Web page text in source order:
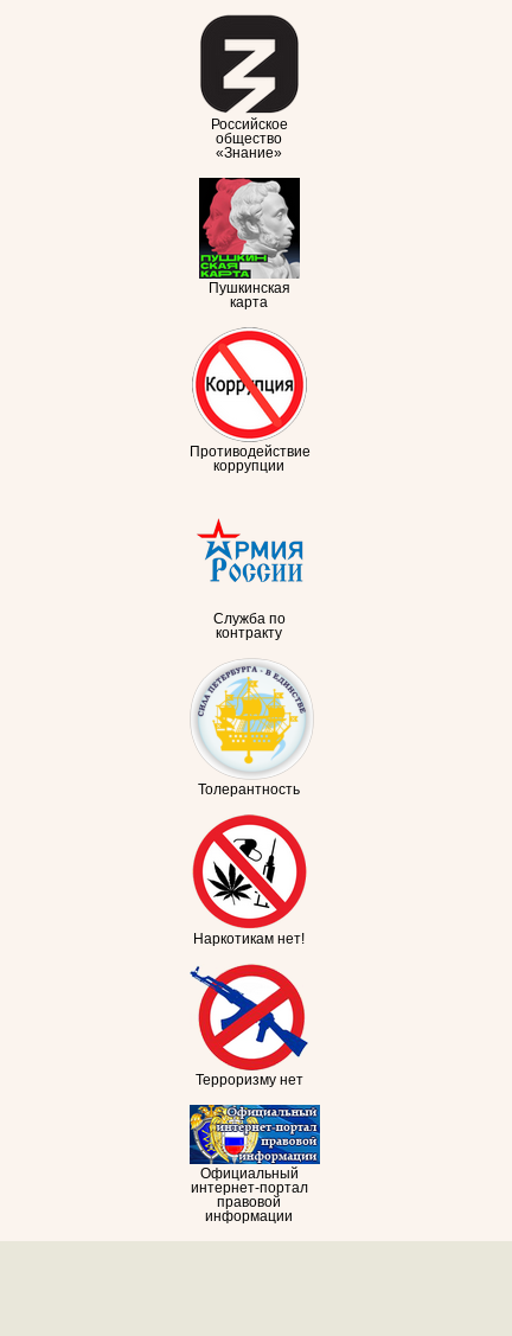
Российское
общество
«Знание»
Пушкинская
карта
Противодействие
коррупции
Служба по
контракту
Толерантность
Наркотикам нет!
Терроризму нет
Официальный
интернет-портал
правовой
информации